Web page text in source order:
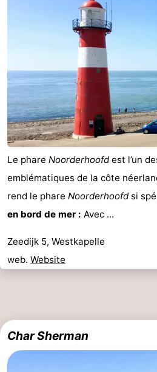
Le phare Noorderhoofdest l’un
emblématiques de la côte
rend le phare Noorderhoofdsi
en bord de mer : Avec ...
Zeedijk 5, Westkapelle
web. Website
Char Sherman